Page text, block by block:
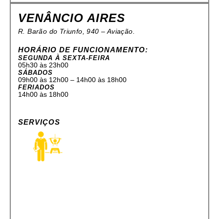
VENÂNCIO AIRES
R. Barão do Triunfo, 940 – Aviação.
HORÁRIO DE FUNCIONAMENTO:
SEGUNDA À SEXTA-FEIRA
05h30 às 23h00
SÁBADOS
09h00 às 12h00 – 14h00 às 18h00
FERIADOS
14h00 às 18h00
SERVIÇOS